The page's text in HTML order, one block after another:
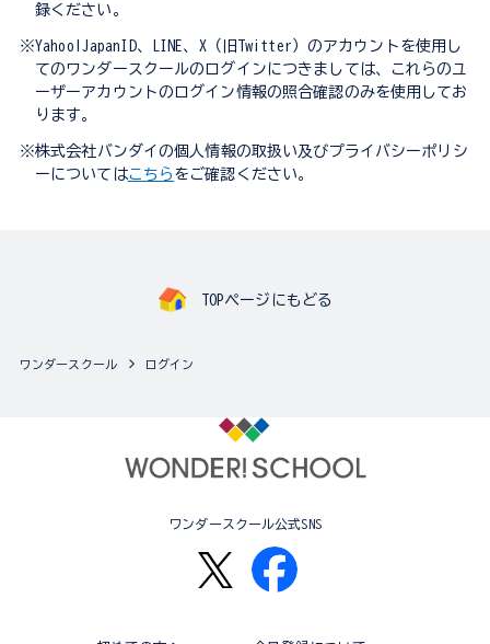
録ください。
※Yahoo!JapanID、LINE、X（旧Twitter）のアカウントを使用し
てのワンダースクールのログインにつきましては、これらのユ
ーザーアカウントのログイン情報の照合確認のみを使用してお
ります。
※株式会社バンダイの個人情報の取扱い及びプライバシーポリシ
ーについてはこちら をご確認ください。
TOPページにもどる
ワンダースクール ログイン
ワンダースクール公式SNS